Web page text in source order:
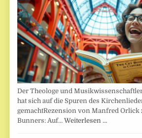
Der Theologe und
hat sich auf die Spuren des
gemachtRezension von Manfred Orlick
Bunners: Auf…Weiterlesen …